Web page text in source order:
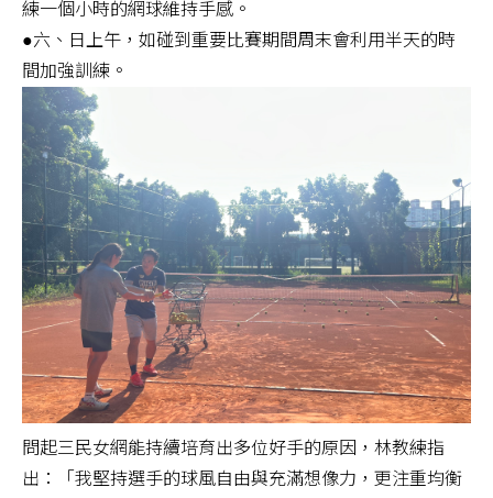
練一個小時的網球維持手感。
●六、日上午，如碰到重要比賽期間周末會利用半天的時
間加強訓練。
問起三民女網能持續培育出多位好手的原因，林教練指
出：「我堅持選手的球風自由與充滿想像力，更注重均衡